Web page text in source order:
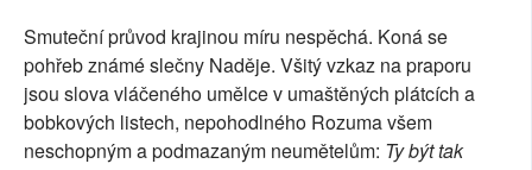
Smuteční průvod krajinou míru nespěchá. Koná se
pohřeb známé slečny Naděje. Všitý vzkaz na praporu
jsou slova vláčeného umělce v umaštěných plátcích a
bobkových listech, nepohodlného Rozuma všem
neschopným a podmazaným neumětelům: Ty být tak